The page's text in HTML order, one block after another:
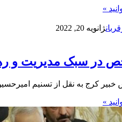
»
ژانویه 20, 2022
خبیر کرج به نقل از تسنیم
»